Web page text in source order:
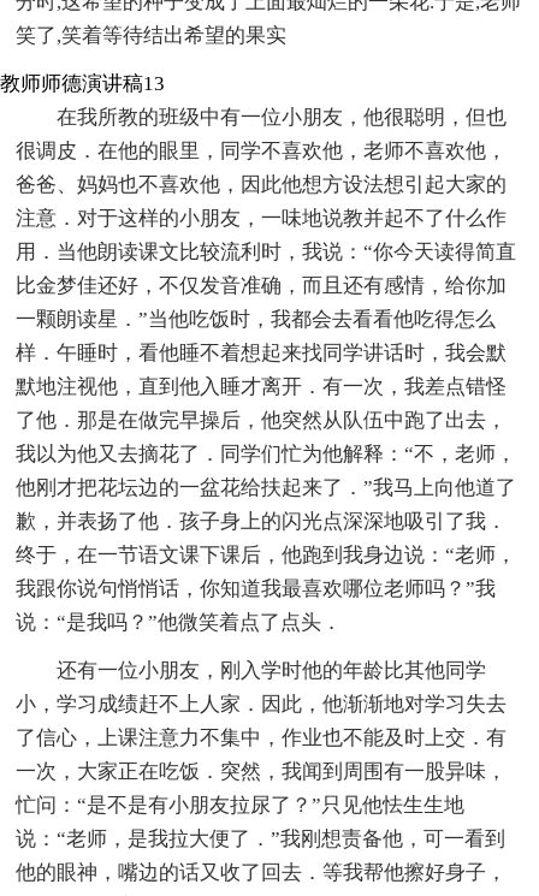
笑了,笑着等待结出希望的果实
教师师德演讲稿13
在我所教的班级中有一位小朋友，他很聪明，但也
很调皮．在他的眼里，同学不喜欢他，老师不喜欢他，
爸爸、妈妈也不喜欢他，因此他想方设法想引起大家的
注意．对于这样的小朋友，一味地说教并起不了什么作
用．当他朗读课文比较流利时，我说：“你今天读得简直
比金梦佳还好，不仅发音准确，而且还有感情，给你加
一颗朗读星．”当他吃饭时，我都会去看看他吃得怎么
样．午睡时，看他睡不着想起来找同学讲话时，我会默
默地注视他，直到他入睡才离开．有一次，我差点错怪
了他．那是在做完早操后，他突然从队伍中跑了出去，
我以为他又去摘花了．同学们忙为他解释：“不，老师，
他刚才把花坛边的一盆花给扶起来了．”我马上向他道了
歉，并表扬了他．孩子身上的闪光点深深地吸引了我．
终于，在一节语文课下课后，他跑到我身边说：“老师，
我跟你说句悄悄话，你知道我最喜欢哪位老师吗？”我
说：“是我吗？”他微笑着点了点头．
还有一位小朋友，刚入学时他的年龄比其他同学
小，学习成绩赶不上人家．因此，他渐渐地对学习失去
了信心，上课注意力不集中，作业也不能及时上交．有
一次，大家正在吃饭．突然，我闻到周围有一股异味，
忙问：“是不是有小朋友拉尿了？”只见他怯生生地
说：“老师，是我拉大便了．”我刚想责备他，可一看到
他的眼神，嘴边的话又收了回去．等我帮他擦好身子，